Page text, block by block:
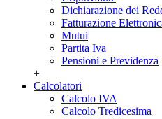
Dichiarazione dei
Fatturazione
Mutui
Partita Iva
Pensioni e Previdenza
+
Calcolatori
Calcolo IVA
Calcolo Tredicesima